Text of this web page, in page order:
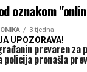
oznakom
3 tjedna
UPOZORAVA!
prevaren za
policija pronašla